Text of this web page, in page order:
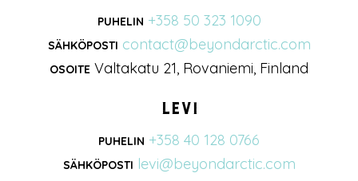
PUHELIN +358 50 323 1090
SÄHKÖPOSTI contact@beyondarctic.com
OSOITE Valtakatu 21, Rovaniemi, Finland
Levi
PUHELIN +358 40 128 0766
SÄHKÖPOSTI levi@beyondarctic.com